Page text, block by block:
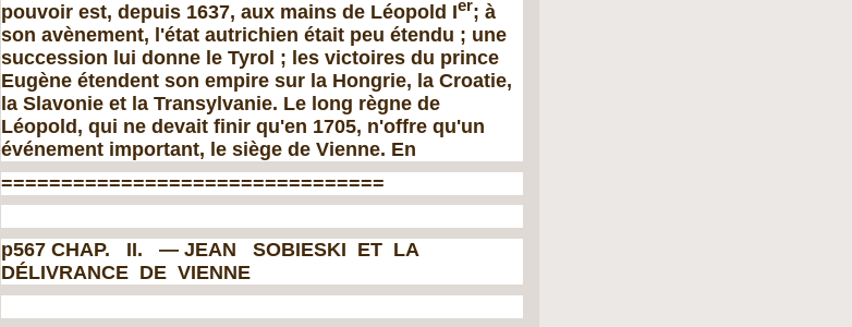
pouvoir est, depuis 1637, aux mains de Léopold Ier; à
son avènement, l'état autrichien était peu étendu ; une
succession lui donne le Tyrol ; les victoires du prince
Eugène étendent son empire sur la Hongrie, la Croatie,
la Slavonie et la Transylvanie. Le long règne de
Léopold, qui ne devait finir qu'en 1705, n'offre qu'un
événement important, le siège de Vienne. En
================================
p567 CHAP. II. — JEAN SOBIESKI ET LA
DÉLIVRANCE DE VIENNE